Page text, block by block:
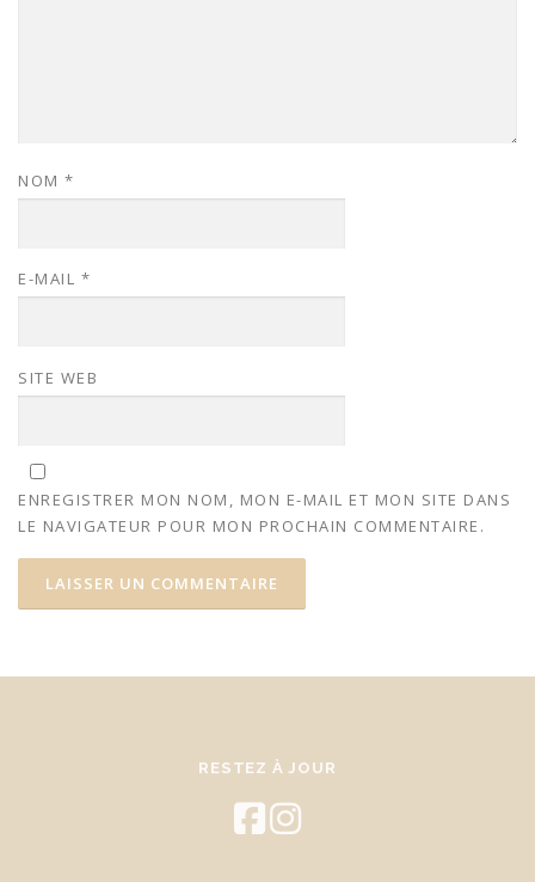
NOM *
E-MAIL *
SITE WEB
ENREGISTRER MON NOM, MON E-MAIL ET MON SITE DANS
LE NAVIGATEUR POUR MON PROCHAIN COMMENTAIRE.
RESTEZ À JOUR